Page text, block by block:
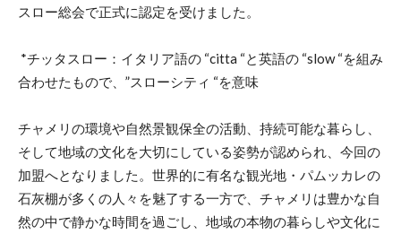
スロー総会で正式に認定を受けました。
*チッタスロー：イタリア語の “citta “と英語の “slow “を組み
合わせたもので、”スローシティ “を意味
チャメリの環境や自然景観保全の活動、持続可能な暮らし、
そして地域の文化を大切にしている姿勢が認められ、今回の
加盟へとなりました。世界的に有名な観光地・パムッカレの
石灰棚が多くの人々を魅了する一方で、チャメリは豊かな自
然の中で静かな時間を過ごし、地域の本物の暮らしや文化に